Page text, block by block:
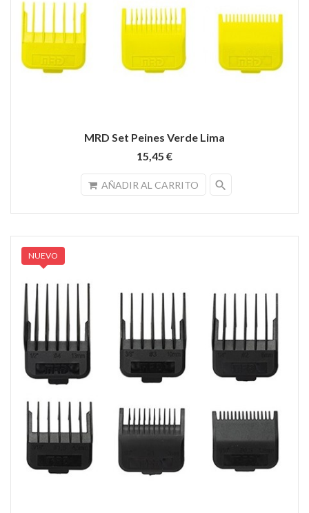
MRD Set Peines Verde Lima
15,45 €
AÑADIR AL CARRITO search
NUEVO